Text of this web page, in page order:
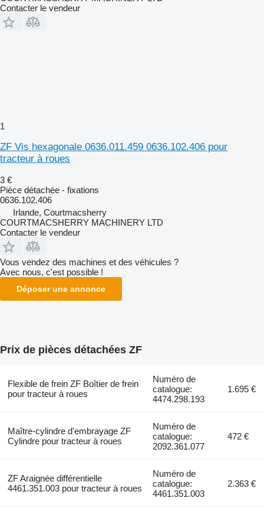
Contacter le vendeur
1
ZF Vis hexagonale 0636.011.459 0636.102.406 pour
tracteur à roues
3 €
Pièce détachée - fixations
0636.102.406
Irlande, Courtmacsherry
COURTMACSHERRY MACHINERY LTD
Contacter le vendeur
Vous vendez des machines et des véhicules ?
Avec nous, c'est possible !
Déposer une annonce
Prix de pièces détachées ZF
Flexible de frein ZF Boîtier de frein
pour tracteur à roues
Numéro de
catalogue:
4474.298.193
1.695 €
Maître-cylindre d'embrayage ZF
Cylindre pour tracteur à roues
Numéro de
catalogue:
2092.361.077
472 €
ZF Araignée différentielle
4461.351.003 pour tracteur à roues
Numéro de
catalogue:
4461.351.003
2.363 €